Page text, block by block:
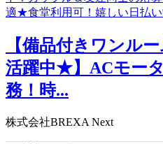
【備品付きワンル
活躍中★】ACモー
務！時...
株式会社BREXA Next